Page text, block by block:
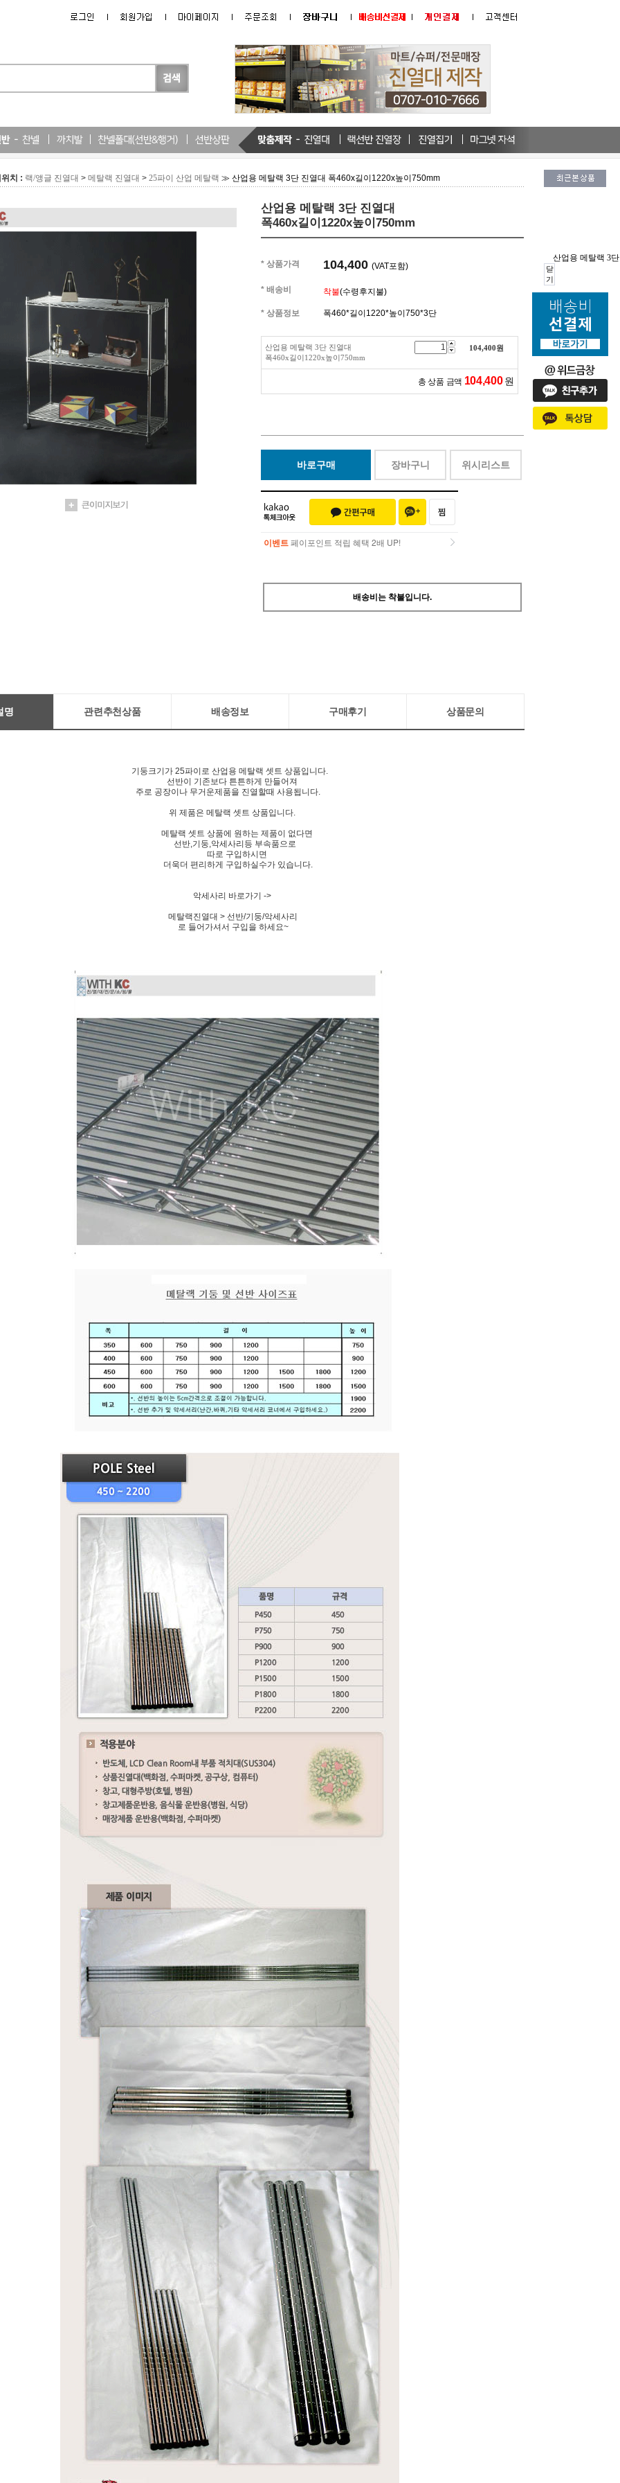
산업용 메탈랙 3
닫
기
치 : 랙/앵글 진열대 > 메탈랙 진열대 > 25파이 산업 메탈랙 ≫ 산업용 메탈랙 3단 진열대 폭460x길이1220x높이750mm
산업용 메탈랙 3단 진열대
폭460x길이1220x높이750mm
* 상품가격 104,400 (VAT포함)
* 배송비 착불(수령후지불)
* 상품정보 폭460*길이1220*높이750*3단
산업용 메탈랙 3단 진열대
폭460x길이1220x높이750mm
104,400원
총 상품 금액 104,400 원
바로구매 장바구니 위시리스트
페이포인트 적립 혜택 2배 UP!
이벤트페이포인트 적립 혜택 2배 UP!
배송비는 착불입니다.
명 관련추천상품 배송정보 구매후기 상품문의
기둥크기가 25파이로 산업용 메탈랙 셋트 상품입니다.
선반이 기존보다 튼튼하게 만들어져
주로 공장이나 무거운제품을 진열할때 사용됩니다.
위 제품은 메탈랙 셋트 상품입니다.
메탈랙 셋트 상품에 원하는 제품이 없다면
선반,기둥,악세사리등 부속품으로
따로 구입하시면
더욱더 편리하게 구입하실수가 있습니다.
악세사리 바로가기 ->
메탈랙진열대 > 선반/기둥/악세사리
로 들어가셔서 구입을 하세요~